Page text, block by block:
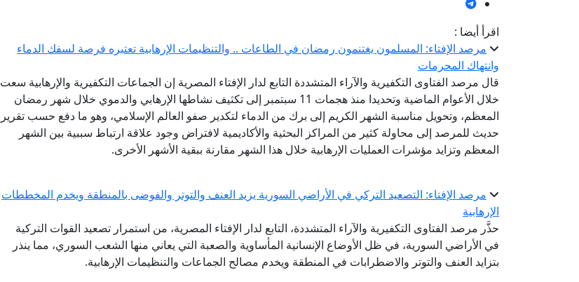
اقرأ أيضا :
مرصد الإفتاء: المسلمون يغتنمون رمضان في الطاعات .. والتنظيمات الإرهابية تعتبره فرصة لسفك الدماء
وانتهاك المحرمات
قال مرصد الفتاوى التكفيرية والآراء المتشددة التابع لدار الإفتاء المصرية إن الجماعات التكفيرية والإرهابية سعت
خلال الأعوام الماضية وتحديدا منذ هجمات 11 سبتمبر إلى تكثيف نشاطها الإرهابي والدموي خلال شهر رمضان
المعظم، وتحويل مناسبة الشهر الكريم إلى برك من الدماء لتكدير صفو العالم الإسلامي، وهو ما دفع حسب تقرير
حديث للمرصد إلى محاولة كثير من المراكز البحثية والأكاديمية لافتراض وجود علاقة ارتباط سببية بين الشهر
المعظم وتزايد مؤشرات العمليات الإرهابية خلال هذا الشهر مقارنة ببقية الأشهر الأخرى.
مرصد الإفتاء: التصعيد التركي في الأراضي السورية يزيد العنف والتوتر والفوضى بالمنطقة ويخدم المخططات
الإرهابية
حذَّر مرصد الفتاوى التكفيرية والآراء المتشددة، التابع لدار الإفتاء المصرية، من استمرار تصعيد القوات التركية
في الأراضي السورية، في ظل الأوضاع الإنسانية المأساوية والصعبة التي يعاني منها الشعب السوري، مما ينذر
بتزايد العنف والتوتر والاضطرابات في المنطقة ويخدم مصالح الجماعات والتنظيمات الإرهابية.